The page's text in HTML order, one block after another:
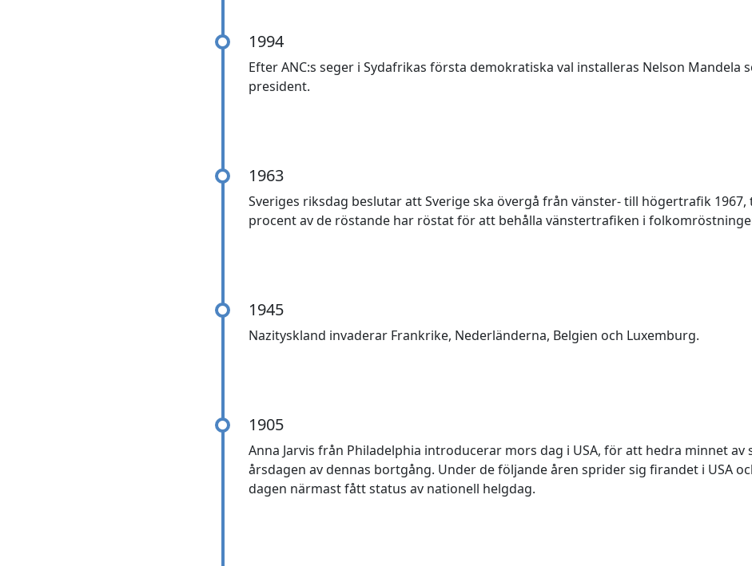
1994
Efter ANC:s seger i Sydafrikas första demokratiska val installeras Nelson Mandela
president.
1963
Sveriges riksdag beslutar att Sverige ska övergå från vänster- till högertrafik 1967,
procent av de röstande har röstat för att behålla vänstertrafiken i
1945
Nazityskland invaderar Frankrike, Nederländerna, Belgien och Luxemburg.
1905
Anna Jarvis från Philadelphia introducerar mors dag i USA, för att hedra minnet av
årsdagen av dennas bortgång. Under de följande åren sprider sig firandet i USA
dagen närmast fått status av nationell helgdag.